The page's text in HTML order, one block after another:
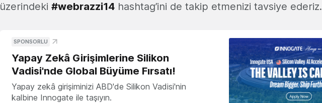
üzerindeki #webrazzi14 hashtag’ini de takip etmenizi tavsiye ederiz.
SPONSORLU
Yapay Zekâ Girişimlerine Silikon
Vadisi'nde Global Büyüme Fırsatı!
Yapay zekâ girişiminizi ABD'de Silikon Vadisi'nin
kalbine Innogate ile taşıyın.